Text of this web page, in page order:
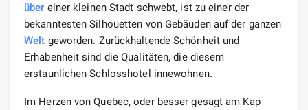
über einer kleinen Stadt schwebt, ist zu einer der
bekanntesten Silhouetten von Gebäuden auf der ganzen
Welt geworden. Zurückhaltende Schönheit und
Erhabenheit sind die Qualitäten, die diesem
erstaunlichen Schlosshotel innewohnen.
Im Herzen von Quebec, oder besser gesagt am Kap